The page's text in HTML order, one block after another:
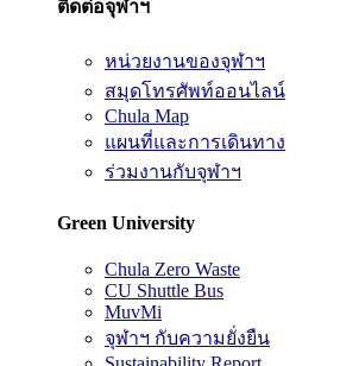
ติดต่อจุฬาฯ
หน่วยงานของจุฬาฯ
สมุดโทรศัพท์ออนไลน์
Chula Map
แผนที่และการเดินทาง
ร่วมงานกับจุฬาฯ
Green University
Chula Zero Waste
CU Shuttle Bus
MuvMi
จุฬาฯ กับความยั่งยืน